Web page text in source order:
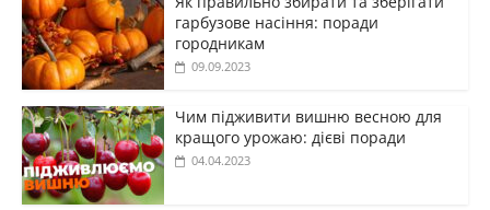
гарбузове насіння: поради
городникам
09.09.2023
Чим підживити вишню весною для
кращого урожаю: дієві поради
04.04.2023